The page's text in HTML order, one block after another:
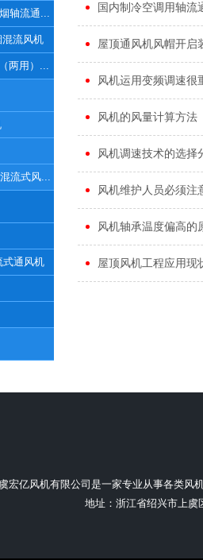
轴流通...
混流风机
两用）...
流式风...
式通风机
国内制冷空调用轴流
屋顶通风机风帽开启
风机运用变频调速很
风机的风量计算方法
风机调速技术的选择
风机维护人员必须
风机轴承温度偏高的
屋顶风机工程应用现
宏亿风机有限公司是一家专业从事各类风
地址：浙江省绍兴市上